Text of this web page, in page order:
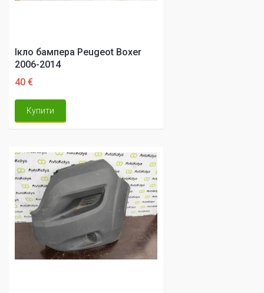
Ікло бампера Peugeot Boxer
2006-2014
40 €
Купити